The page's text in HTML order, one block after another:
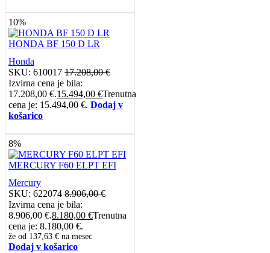
10%
HONDA BF 150 D LR
Honda
SKU: 610017 17.208,00€
Izvirna cena je bila:
17.208,00 €.15.494,00 €Trenutna
cena je: 15.494,00 €. Dodaj v
košarico
8%
MERCURY F60 ELPT EFI
Mercury
SKU: 622074 8.906,00€
Izvirna cena je bila:
8.906,00 €.8.180,00 €Trenutna
cena je: 8.180,00 €.
že od 137,63 € na mesec
Dodaj v košarico